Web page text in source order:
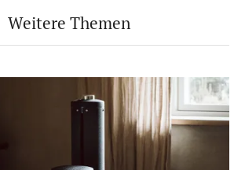
Weitere Themen